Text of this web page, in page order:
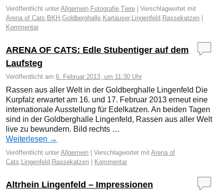
Veröffentlicht unter Allgemein, Fotografie,Tiere
Verschlagwortet mit
Arena of Cats, BKH ,Goldberghalle, Kartäuser, Lingenfeld, Rassekatzen
Kommentar
ARENA OF CATS: Edle Stubentiger auf dem
Laufsteg
Veröffentlicht am 6. Februar 2013, um 11:30 Uhr
Rassen aus aller Welt in der Goldberghalle Lingenfeld Die
Kurpfalz erwartet am 16. und 17. Februar 2013 erneut eine
internationale Ausstellung für Edelkatzen. An beiden Tagen
sind in der Goldberghalle Lingenfeld, Rassen aus aller Welt
live zu bewundern. Bild rechts …
Weiterlesen →
Veröffentlicht unter Allgemein Verschlagwortet mit Arena of
Cats
Lingenfeld Rassekatzen Kommentar
Altrhein Lingenfeld – Impressionen